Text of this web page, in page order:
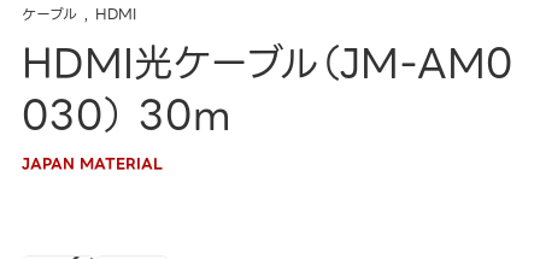
ケーブル HDMI
HDMI光ケーブル（JM-AM0
030） 30m
JAPAN MATERIAL